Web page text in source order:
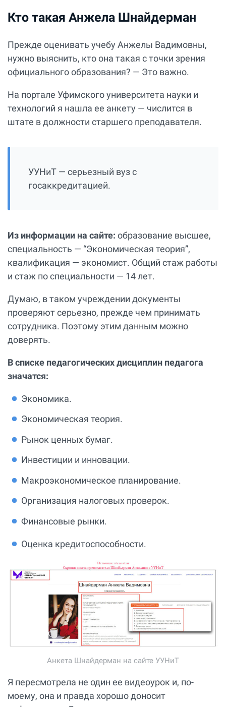
Кто такая Анжела Шнайдерман
Прежде оценивать учебу Анжелы Вадимовны,
нужно выяснить, кто она такая с точки зрения
официального образования? — Это важно.
На портале Уфимского университета науки и
технологий я нашла ее анкету — числится в
штате в должности старшего преподавателя.
УУНиТ — серьезный вуз с
госаккредитацией.
Из информации на сайте: образование высшее,
специальность — “Экономическая теория”,
квалификация — экономист. Общий стаж работы
и стаж по специальности — 14 лет.
Думаю, в таком учреждении документы
проверяют серьезно, прежде чем принимать
сотрудника. Поэтому этим данным можно
доверять.
В списке педагогических дисциплин педагога
значатся:
Экономика.
Экономическая теория.
Рынок ценных бумаг.
Инвестиции и инновации.
Макроэкономическое планирование.
Организация налоговых проверок.
Финансовые рынки.
Оценка кредитоспособности.
Анкета Шнайдерман на сайте УУНиТ
Я пересмотрела не один ее видеоурок и, по-
моему, она и правда хорошо доносит